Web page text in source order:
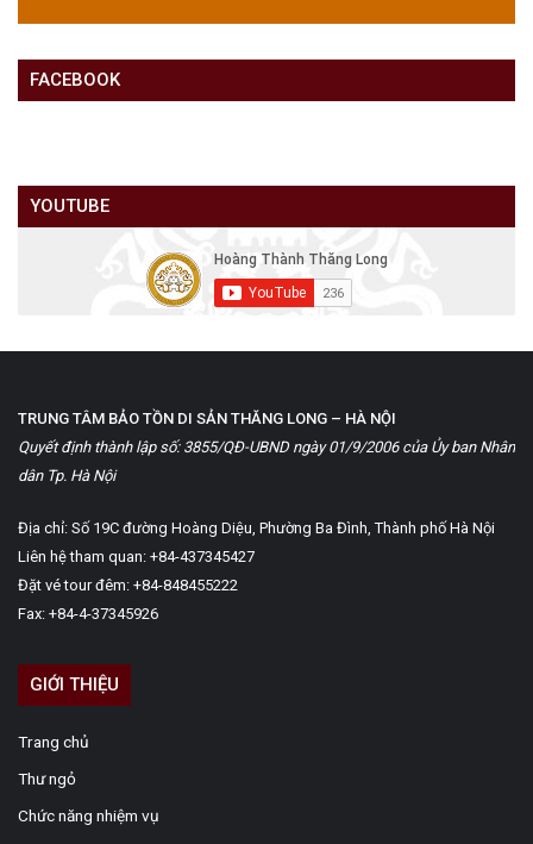
FACEBOOK
YOUTUBE
TRUNG TÂM BẢO TỒN DI SẢN THĂNG LONG – HÀ NỘI
Quyết định thành lập số: 3855/QĐ-UBND ngày 01/9/2006 của Ủy ban Nhân
dân Tp. Hà Nội
Địa chỉ: Số 19C đường Hoàng Diệu, Phường Ba Đình, Thành phố Hà Nội
Liên hệ tham quan: +84-437345427
Đặt vé tour đêm: +84-848455222
Fax: +84-4-37345926
GIỚI THIỆU
Trang chủ
Thư ngỏ
Chức năng nhiệm vụ